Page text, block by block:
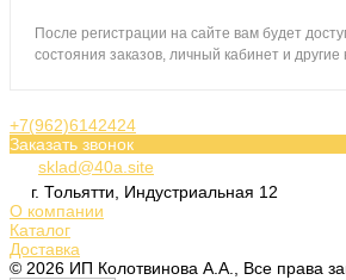
После регистрации на сайте вам будет
состояния заказов, личный кабинет и
+7(962)6142424
Заказать звонок
sklad@40a.site
г. Тольятти, Индустриальная 12
О компании
Каталог
Доставка
© 2026 ИП Колотвинова А.А., Все права